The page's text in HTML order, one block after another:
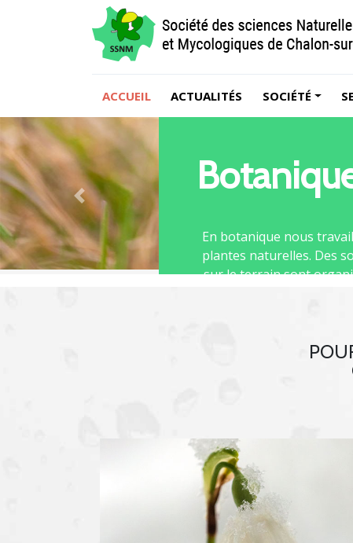
ACCUEIL ACTUALITÉS SOCIÉTÉ
Botanique
En botanique nous
plantes naturelles. Des
sur le terrain sont
Previous